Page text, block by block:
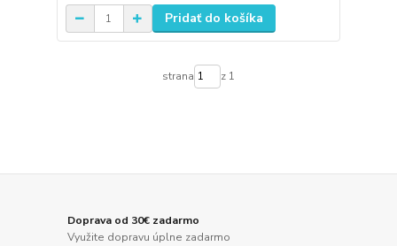
Pridať do košíka
strana z 1
Doprava od 30€ zadarmo
Využite dopravu úplne zadarmo